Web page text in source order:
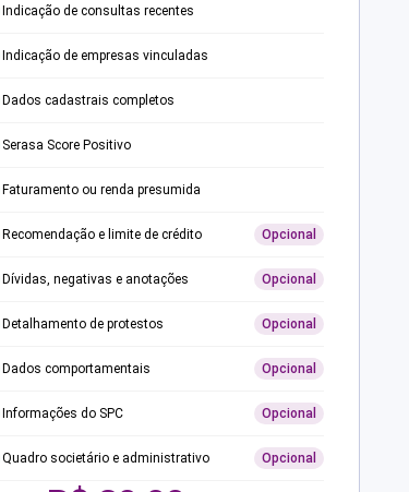
Indicação de consultas recentes
Indicação de empresas vinculadas
Dados cadastrais completos
Serasa Score Positivo
Faturamento ou renda presumida
Recomendação e limite de crédito Opcional
Dívidas, negativas e anotações Opcional
Detalhamento de protestos Opcional
Dados comportamentais Opcional
Informações do SPC Opcional
Quadro societário e administrativo Opcional